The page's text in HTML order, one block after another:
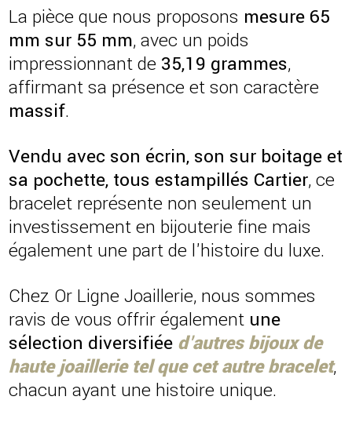
La pièce que nous proposons mesure 65
mm sur 55 mm, avec un poids
impressionnant de 35,19 grammes,
affirmant sa présence et son caractère
massif.
Vendu avec son écrin, son sur boitage et
sa pochette, tous estampillés Cartier, ce
bracelet représente non seulement un
investissement en bijouterie fine mais
également une part de l'histoire du luxe.
Chez Or Ligne Joaillerie, nous sommes
ravis de vous offrir également une
sélection diversifiée d'autres bijoux de
haute joaillerie tel que cet autre bracelet,
chacun ayant une histoire unique.